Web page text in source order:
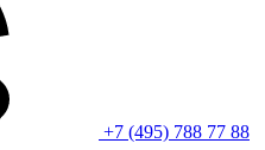
+7 (495) 788 77 88